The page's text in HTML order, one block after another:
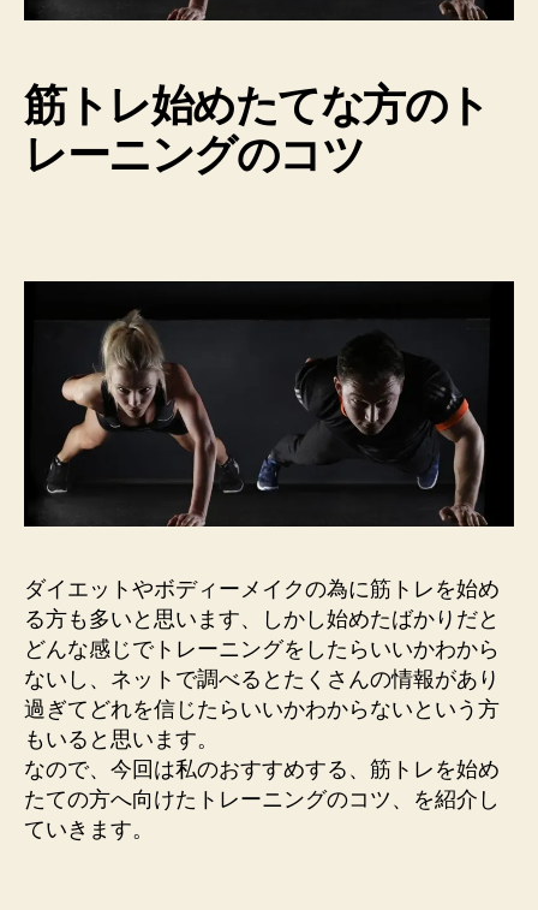
筋トレ始めたてな方のト
レーニングのコツ
ダイエットやボディーメイクの為に筋トレを始め
る方も多いと思います、しかし始めたばかりだと
どんな感じでトレーニングをしたらいいかわから
ないし、ネットで調べるとたくさんの情報があり
過ぎてどれを信じたらいいかわからないという方
もいると思います。
なので、今回は私のおすすめする、筋トレを始め
たての方へ向けたトレーニングのコツ、を紹介し
ていきます。